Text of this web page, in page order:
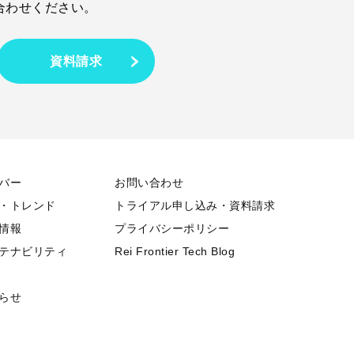
せください。
資料請求
ー
トレンド
報
ナビリティ
せ
お問い合わせ
トライアル申し込み・資料請求
プライバシーポリシー
Rei Frontier Tech Blog